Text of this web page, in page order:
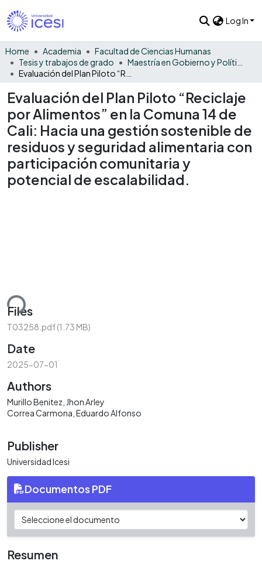
Log In
Home Academia
Facultad de Ciencias Humanas
Tesis y trabajos de grado
Evaluación del Plan Piloto “Reciclaje
por Alimentos” en la Comuna 14 de
Cali: Hacia una gestión sostenible de
residuos y seguridad alimentaria con
participación comunitaria y
potencial de escalabilidad.
Files
T03258.pdf(1.73 MB)
Date
2025-07-01
Authors
Murillo Benitez, Jhon Arley
Correa Carmona, Eduardo Alfonso
Publisher
Universidad Icesi
Documentos PDF
Resumen